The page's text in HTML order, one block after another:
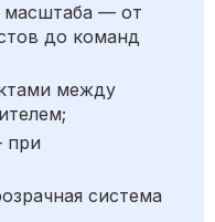
масштаба — от
до команд
между
при
система